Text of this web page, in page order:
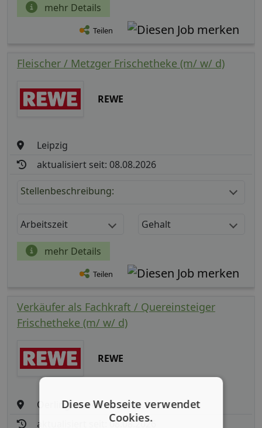
mehr Details
Teilen
Fleischer / Metzger Frischetheke (m/ w/ d)
REWE
Leipzig
aktualisiert seit: 08.08.2026
Stellenbeschreibung:
Arbeitszeit Gehalt
mehr Details
Teilen
Verkäufer als Fachkraft / Quereinsteiger
Frischetheke (m/ w/ d)
REWE
Oerlinghausen
aktualisiert seit: 08.08.2026
Diese Webseite verwendet
Cookies.